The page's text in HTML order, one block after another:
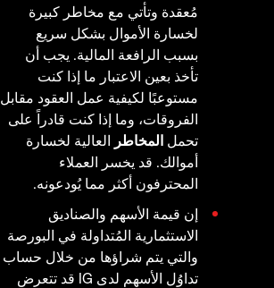
مُعقدة وتأتي مع مخاطر كبيرة
لخسارة الأموال بشكل سريع
بسبب الرافعة المالية. يجب أن
تأخذ بعين الاعتبار ما إذا كنت
مستوعبًا لكيفية عمل العقود مقابل
الفروقات، وما إذا كنت قادراً على
تحمل المخاطر العالية لخسارة
أموالك. قد يخسر العملاء
المحترفون أكثر مما يُودعونه.
إن قيمة الأسهم والصناديق
الاستثمارية المُتداولة في البورصة
والتي يتم شراؤها من خلال حساب
تداوُل الأسهم لدى IG قد تتعرض